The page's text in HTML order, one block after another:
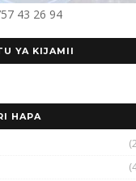
43 26 94
YA KIJAMII
HAPA